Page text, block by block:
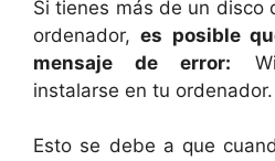
Si tienes más de un disco
ordenador,es posible
mensaje de error:
instalarse en tu ordenador.
Esto se debe a que